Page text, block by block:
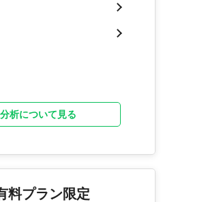
析について見る
料プラン限定